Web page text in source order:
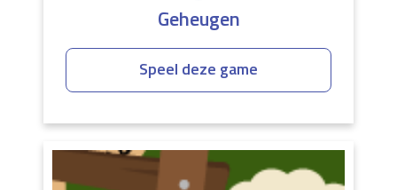
Geheugen
Speel deze game